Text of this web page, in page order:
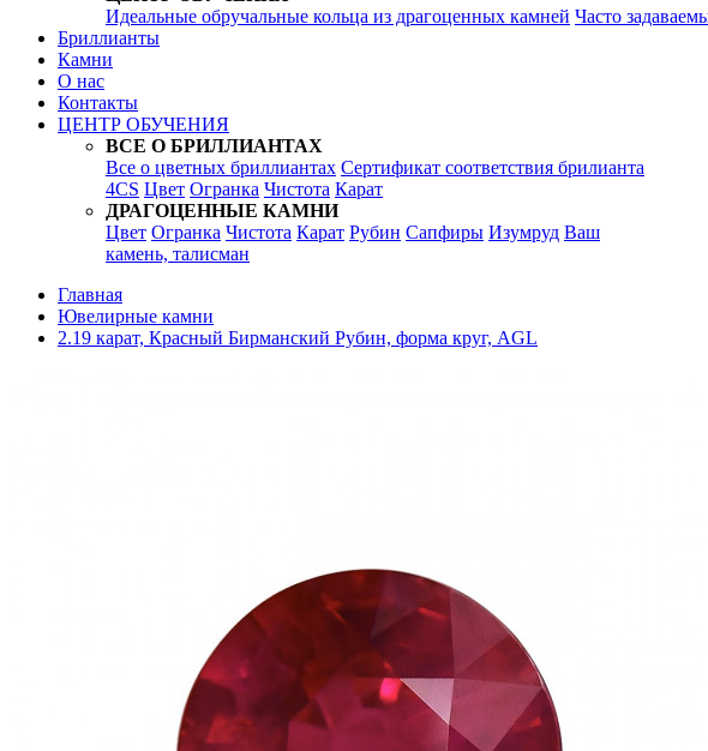
Идеальные обручальные кольца из драгоценных камней Часто
Бриллианты
Камни
О нас
Контакты
ЦЕНТР ОБУЧЕНИЯ
ВСЕ О БРИЛЛИАНТАХ
Все о цветных бриллиантах Сертификат соответствия брилианта
4CS Цвет Огранка Чистота Карат
ДРАГОЦЕННЫЕ КАМНИ
Цвет Огранка Чистота Карат Рубин Сапфиры Изумруд Ваш
камень, талисман
Главная
Ювелирные камни
2.19 карат, Красный Бирманский Рубин, форма круг, AGL